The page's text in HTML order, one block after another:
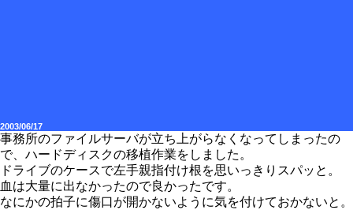
2003/06/17
事務所のファイルサーバが立ち上がらなくなってしまったの
で、ハードディスクの移植作業をしました。
ドライブのケースで左手親指付け根を思いっきりスパッと。
血は大量に出なかったので良かったです。
なにかの拍子に傷口が開かないように気を付けておかないと。